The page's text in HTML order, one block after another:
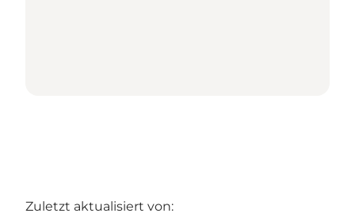
Zuletzt aktualisiert von: